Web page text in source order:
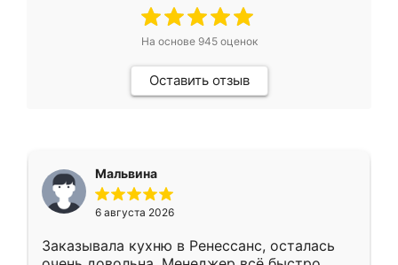
На основе 945оценок
Оставить отзыв
Мальвина
6 августа 2026
Заказывала кухню в Ренессанс, осталась